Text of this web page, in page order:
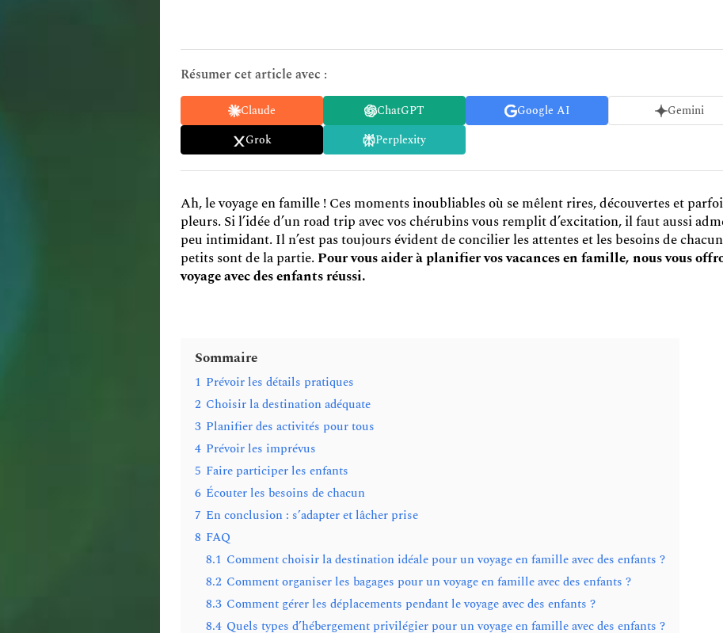
Résumer cet article avec :
Claude ChatGPT Google AI
Gemini
Grok
Perplexity
Ah, le voyage en famille ! Ces moments inoubliables où se mêlent rires, découvertes et
pleurs. Si l’idée d’un road trip avec vos chérubins vous remplit d’excitation, il faut aussi
peu intimidant. Il n’est pas toujours évident de concilier les attentes et les besoins de
petits sont de la partie.Pour vous aider à planifier vos vacances en famille, nous vous
voyage avec des enfants réussi.
Sommaire
1 Prévoir les détails pratiques
2 Choisir la destination adéquate
3 Planifier des activités pour tous
4 Prévoir les imprévus
5 Faire participer les enfants
6 Écouter les besoins de chacun
7 En conclusion : s’adapter et lâcher prise
8 FAQ
8.1 Comment choisir la destination idéale pour un voyage en famille avec des enfants ?
8.2 Comment organiser les bagages pour un voyage en famille avec des enfants ?
8.3 Comment gérer les déplacements pendant le voyage avec des enfants ?
8.4 Quels types d’hébergement privilégier pour un voyage en famille avec des enfants ?